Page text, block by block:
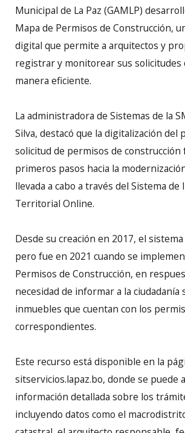
Municipal de La Paz (GAMLP)
Mapa de Permisos de Construcción,
digital que permite a arquitectos y
registrar y monitorear sus solicitudes
manera eficiente.
La administradora de Sistemas de la
Silva, destacó que la digitalización del
solicitud de permisos de construcción
primeros pasos hacia la
llevada a cabo a través del Sistema
Territorial Online.
Desde su creación en 2017, el
pero fue en 2021 cuando se
Permisos de Construcción, en
necesidad de informar a la
inmuebles que cuentan con los
correspondientes.
Este recurso está disponible en la
sitservicios.lapaz.bo, donde se puede
información detallada sobre los
incluyendo datos como el